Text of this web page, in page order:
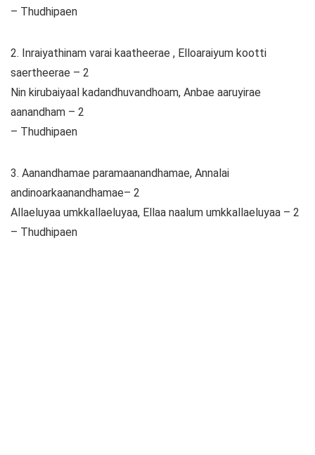
– Thudhipaen
2. Inraiyathinam varai kaatheerae , Elloaraiyum kootti
saertheerae – 2
Nin kirubaiyaal kadandhuvandhoam, Anbae aaruyirae
aanandham – 2
– Thudhipaen
3. Aanandhamae paramaanandhamae, Annalai
andinoarkaanandhamae– 2
Allaeluyaa umkkallaeluyaa, Ellaa naalum umkkallaeluyaa – 2
– Thudhipaen